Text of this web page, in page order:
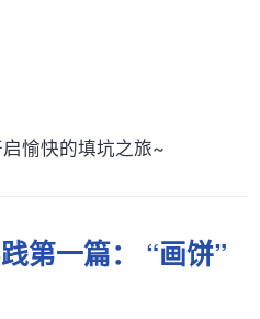
愉快的填坑之旅~
第一篇： “画饼”